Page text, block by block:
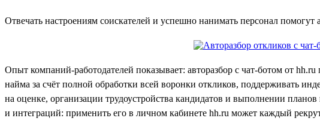
Отвечать настроениям соискателей и успешно нанимать персонал
Опыт компаний-работодателей показывает: авторазбор с чат-ботом от
найма за счёт полной обработки всей воронки откликов, поддерживать
на оценке, организации трудоустройства кандидатов и выполнении
и интеграций: применить его в личном кабинете hh.ru может каждый